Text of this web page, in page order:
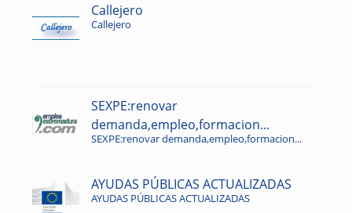
Callejero
Callejero
SEXPE:renovar
demanda,empleo,formacion...
SEXPE:renovar demanda,empleo,formacion...
AYUDAS PÚBLICAS ACTUALIZADAS
AYUDAS PÚBLICAS ACTUALIZADAS